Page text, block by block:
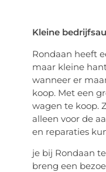
Kleine
Rondaan heeft
maar kleine
wanneer er
koop. Met een
wagen te koop.
alleen voor de
en reparaties
je bij Rondaan
breng een